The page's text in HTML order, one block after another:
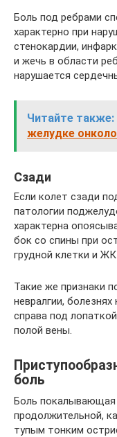
Боль под ребрами
характерно при
стенокардии,
и жечь в области
нарушается
Читайте также:
желудке
Сзади
Если колет сзади
патологии
характерна
бок со спины при
грудной клетки и
Такие же признаки
невралгии,
справа под
полой вены.
боль
Боль покалывающая
продолжительной,
тупым тонким